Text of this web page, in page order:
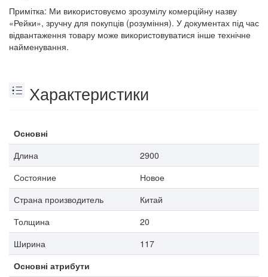
Примітка: Ми використовуємо зрозумілу комерційну назву
«Рейки», зручну для покупців (розуміння). У документах під час
відвантаження товару може використовуватися інше технічне
найменування.
Характеристики
Основні
Длина
2900
Состояние
Новое
Страна производитель
Китай
Толщина
20
Ширина
117
Основні атрибути